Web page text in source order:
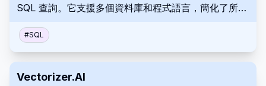
SQL 查詢。它支援多個資料庫和程式語言，簡化了所有
#SQL
Vectorizer.AI